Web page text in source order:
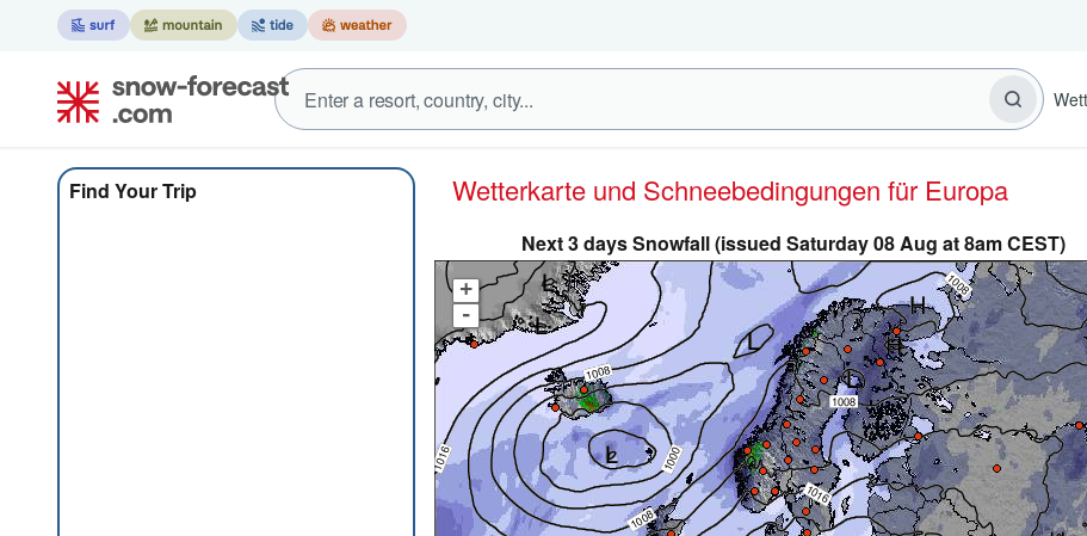
Find Your Trip Wetterkarte und Schneebedingungen für Europa
Next 3 days Snowfall (issued Saturday 08 Aug at 8am CEST)
+
-